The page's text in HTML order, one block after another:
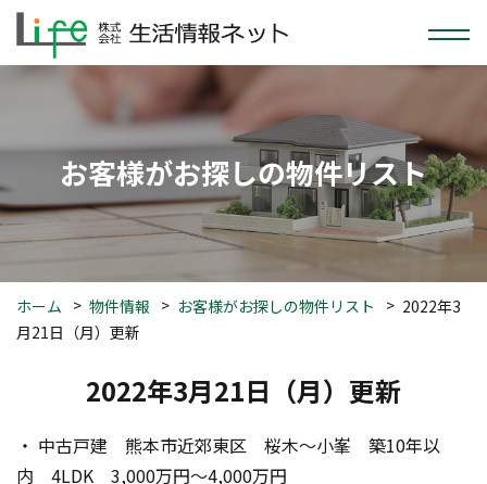
お客様がお探しの物件リスト
ホーム 物件情報 お客様がお探しの物件リスト
2022年3
月21日（月）更新
2022年3月21日（月）更新
・ 中古戸建　熊本市近郊東区　桜木～小峯　築10年以
内　4LDK　3,000万円～4,000万円